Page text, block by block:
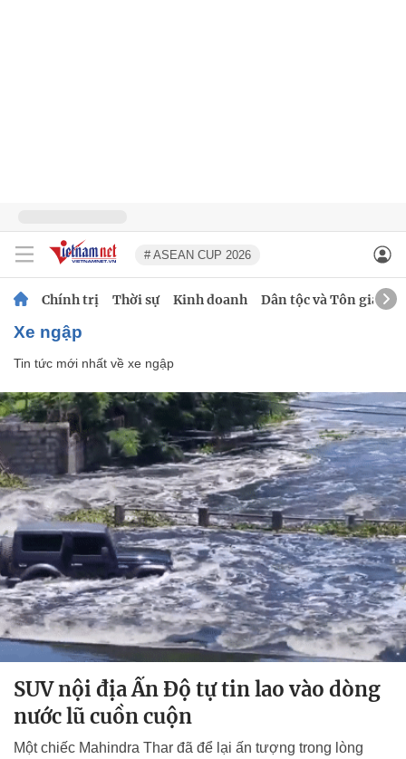
# ASEAN CUP 2026
Chính trị Thời sự Kinh doanh Dân tộc và Tôn giáo
xe ngập
Tin tức mới nhất về xe ngập
SUV nội địa Ấn Độ tự tin lao vào dòng
nước lũ cuồn cuộn
Một chiếc Mahindra Thar đã để lại ấn tượng trong lòng